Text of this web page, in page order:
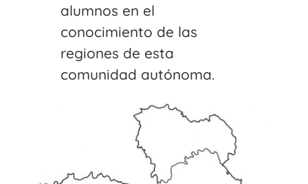
alumnos en el
conocimiento de las
regiones de esta
comunidad autónoma.